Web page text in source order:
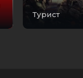
Турист